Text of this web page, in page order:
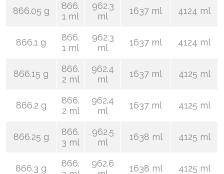
866.05 g
866.
1 ml
962.3
ml
1637 ml 4124 ml
866.1 g
866.
1 ml
962.3
ml
1637 ml 4124 ml
866.15 g
866.
2 ml
962.4
ml
1637 ml 4125 ml
866.2 g
866.
2 ml
962.4
ml
1637 ml 4125 ml
866.25 g
866.
3 ml
962.5
ml
1638 ml 4125 ml
866.3 g
866.
962.6
1638 ml 4125 ml